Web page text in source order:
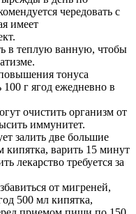
чередовать с
имеет
в теплую ванную, чтобы
тонуса
100 г ягод ежедневно в
очистить организм от
иммунитет.
залить две большие
варить 15 минут
лекарство требуется за
от мигреней,
500 мл кипятка,